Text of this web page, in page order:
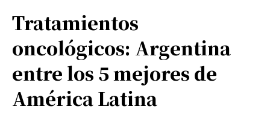
Tratamientos
oncológicos: Argentina
entre los 5 mejores de
América Latina